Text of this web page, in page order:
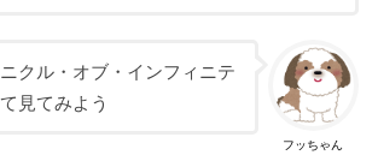
フッちゃん
クル・オブ・インフィニテ
見てみよう